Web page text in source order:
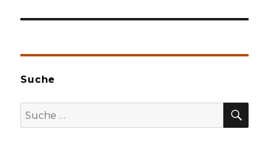
Suche
Suche
nach: